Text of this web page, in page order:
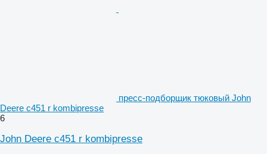
пресс-подборщик тюковый John
Deere c451 r kombipresse
6
John Deere c451 r kombipresse